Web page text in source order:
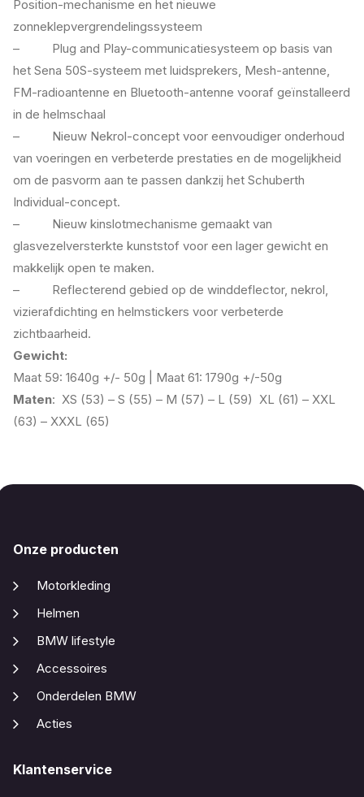
Position-mechanisme en het nieuwe
zonneklepvergrendelingssysteem
– Plug and Play-communicatiesysteem op basis van
het Sena 50S-systeem met luidsprekers, Mesh-antenne,
FM-radioantenne en Bluetooth-antenne vooraf geïnstalleerd
in de helmschaal
– Nieuw Nekrol-concept voor eenvoudiger onderhoud
van voeringen en verbeterde prestaties en de mogelijkheid
om de pasvorm aan te passen dankzij het Schuberth
Individual-concept.
– Nieuw kinslotmechanisme gemaakt van
glasvezelversterkte kunststof voor een lager gewicht en
makkelijk open te maken.
– Reflecterend gebied op de winddeflector, nekrol,
vizierafdichting en helmstickers voor verbeterde
zichtbaarheid.
Gewicht:
Maat 59: 1640g +/- 50g | Maat 61: 1790g +/-50g
Maten: XS (53) – S (55) – M (57) – L (59) XL (61) – XXL
(63) – XXXL (65)
Onze producten
Motorkleding
Helmen
BMW lifestyle
Accessoires
Onderdelen BMW
Acties
Klantenservice